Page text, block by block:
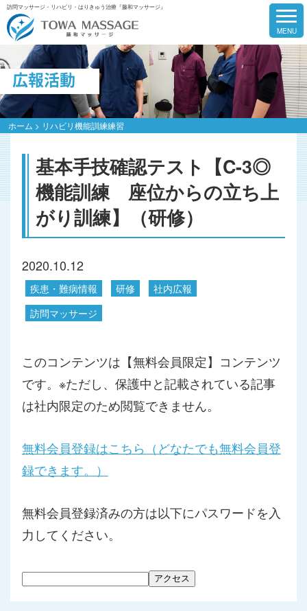
訪問マッサージ・リハビリ・はりきゅう治療『藤和マッサージ』
広報活動
ホーム > リハビリ機能訓練練習
基本手技確認テスト【C-3◎
機能訓練 座位からの立ち上
がり訓練】（研修）
2020.10.12
疾患・難病情報 研修
社内広報
訪問マッサージ
このコンテンツは【無料会員限定】コンテンツ
です。※ただし、保護中と記載されている記事
は社内限定のため閲覧できません。
無料会員登録はこちら（どなたでも無料会員登
録できます。）
無料会員登録済みの方は以下にパスワードを入
力してください。